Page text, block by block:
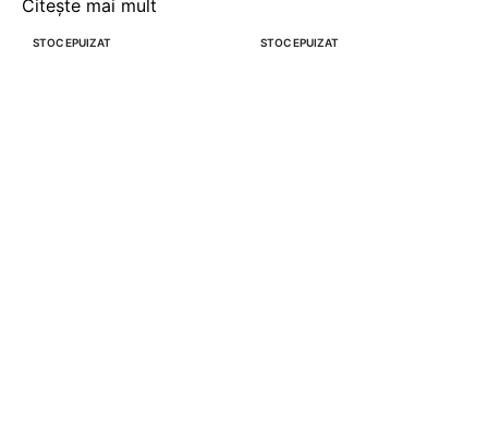
Citește mai mult
STOC EPUIZAT STOC EPUIZAT